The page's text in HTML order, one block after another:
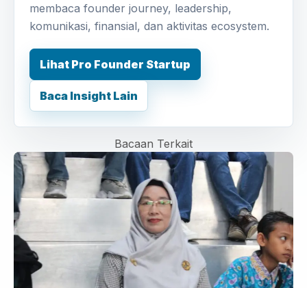
membaca founder journey, leadership,
komunikasi, finansial, dan aktivitas ecosystem.
Lihat Pro Founder Startup
Baca Insight Lain
Bacaan Terkait